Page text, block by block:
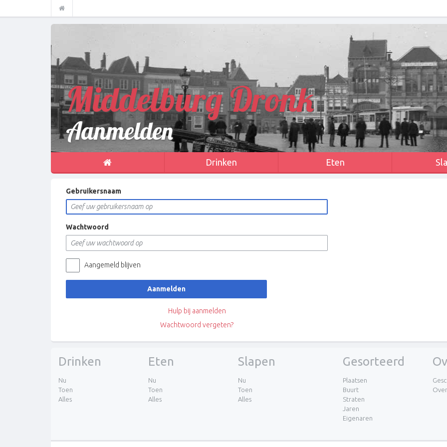
Middelburg Dronk
Aanmelden
Drinken Eten
Gebruikersnaam
Wachtwoord
Aangemeld blijven
Aanmelden
Hulp bij aanmelden
Wachtwoord vergeten?
Drinken
Nu
Toen
Alles
Eten
Nu
Toen
Alles
Slapen
Nu
Toen
Alles
Gesorteerd
Plaatsen
Buurt
Straten
Jaren
Eigenaren
Over